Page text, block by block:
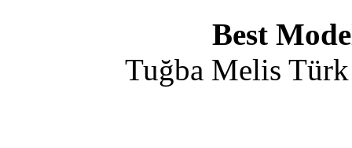
Best
Tuğba Melis